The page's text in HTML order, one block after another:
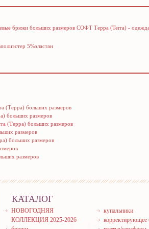
брюки больших размеров СОФТ Терра (Terra) -
5%эластан
(Терра) больших размеров
больших размеров
(Терра) больших размеров
размеров
больших размеров
размеров
КАТАЛОГ
НОВОГОДНЯЯ
КОЛЛЕКЦИЯ 2025-2026
купальники
корректирующее